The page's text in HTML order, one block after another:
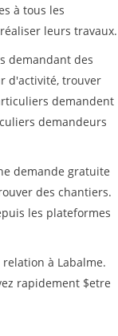
à tous les
leurs travaux.
demandant des
d'activité, trouver
demandent
demandeurs
demande gratuite
des chantiers.
les plateformes
à Labalme.
rapidement $etre